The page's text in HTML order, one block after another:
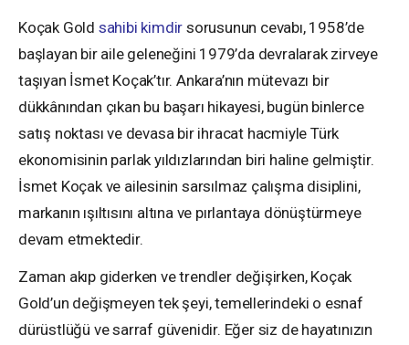
Koçak Gold sahibi kimdir sorusunun cevabı, 1958’de
başlayan bir aile geleneğini 1979’da devralarak zirveye
taşıyan İsmet Koçak’tır. Ankara’nın mütevazı bir
dükkânından çıkan bu başarı hikayesi, bugün binlerce
satış noktası ve devasa bir ihracat hacmiyle Türk
ekonomisinin parlak yıldızlarından biri haline gelmiştir.
İsmet Koçak ve ailesinin sarsılmaz çalışma disiplini,
markanın ışıltısını altına ve pırlantaya dönüştürmeye
devam etmektedir.
Zaman akıp giderken ve trendler değişirken, Koçak
Gold’un değişmeyen tek şeyi, temellerindeki o esnaf
dürüstlüğü ve sarraf güvenidir. Eğer siz de hayatınızın